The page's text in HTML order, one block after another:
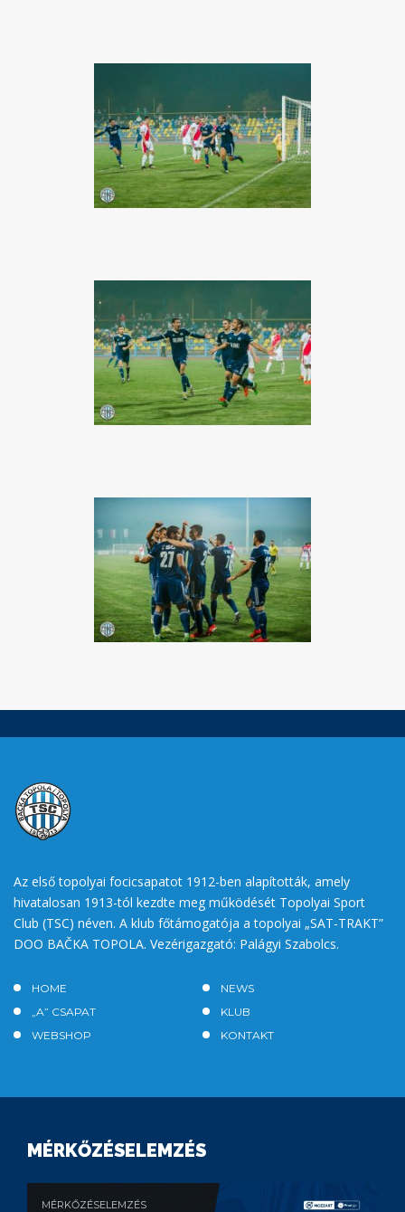
Az első topolyai focicsapatot 1912-ben alapították, amely
hivatalosan 1913-tól kezdte meg működését Topolyai Sport
Club (TSC) néven. A klub főtámogatója a topolyai „SAT-TRAKT”
DOO BAČKA TOPOLA. Vezérigazgató: Palágyi Szabolcs.
HOME
NEWS
„A” CSAPAT
KLUB
WEBSHOP
KONTAKT
MÉRKŐZÉSELEMZÉS
MÉRKŐZÉSELEMZÉS